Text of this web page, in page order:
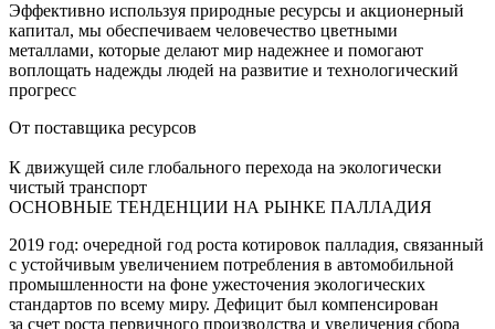
Эффективно используя природные ресурсы и акционерный
капитал, мы обеспечиваем человечество цветными
металлами, которые делают мир надежнее и помогают
воплощать надежды людей на развитие и технологический
прогресс
От поставщика ресурсов
К движущей силе глобального перехода на экологически
чистый транспорт
ОСНОВНЫЕ ТЕНДЕНЦИИ НА РЫНКЕ ПАЛЛАДИЯ
2019 год: очередной год роста котировок палладия, связанный
с устойчивым увеличением потребления в автомобильной
промышленности на фоне ужесточения экологических
стандартов по всему миру. Дефицит был компенсирован
за счет роста первичного производства и увеличения сбора